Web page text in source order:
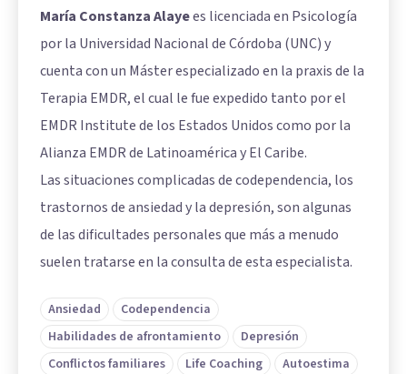
María Constanza Alayees licenciada en Psicología
por la Universidad Nacional de Córdoba (UNC) y
cuenta con un Máster especializado en la praxis de la
Terapia EMDR, el cual le fue expedido tanto por el
EMDR Institute de los Estados Unidos como por la
Alianza EMDR de Latinoamérica y El Caribe.
Las situaciones complicadas de codependencia, los
trastornos de ansiedad y la depresión, son algunas
de las dificultades personales que más a menudo
suelen tratarse en la consulta de esta especialista.
Ansiedad
Codependencia
Habilidades de afrontamiento
Depresión
Conflictos familiares
Life Coaching
Autoestima